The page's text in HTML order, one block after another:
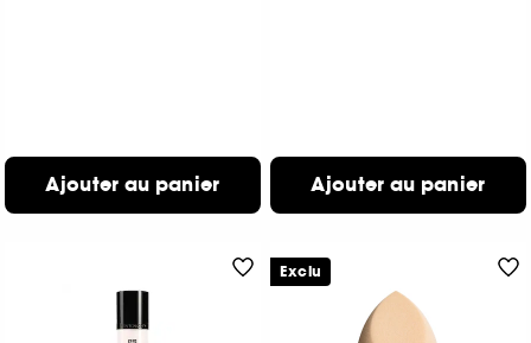
Ajouter au panier Ajouter au panier
Exclu